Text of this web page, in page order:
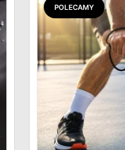
POLECAMY